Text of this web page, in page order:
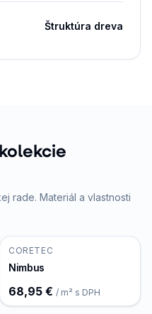
Štruktúra dreva
rade. Materiál a vlastnosti
CORETEC
Nimbus
68,95 € / m² s DPH